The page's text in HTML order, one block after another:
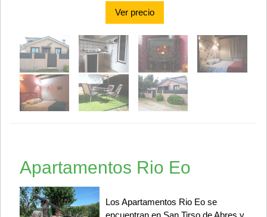
Ver precio
Apartamentos Rio Eo
Los Apartamentos Rio Eo se
encuentran en San Tirso de Abres y